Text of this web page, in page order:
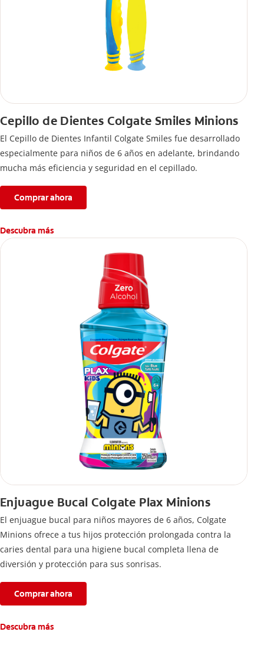
Cepillo de Dientes Colgate Smiles Minions
El Cepillo de Dientes Infantil Colgate Smiles fue desarrollado
especialmente para niños de 6 años en adelante, brindando
mucha más eficiencia y seguridad en el cepillado.
Comprar ahora
Descubra más
Enjuague Bucal Colgate Plax Minions
El enjuague bucal para niños mayores de 6 años, Colgate
Minions ofrece a tus hijos protección prolongada contra la
caries dental para una higiene bucal completa llena de
diversión y protección para sus sonrisas.
Comprar ahora
Descubra más